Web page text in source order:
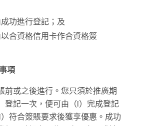
功進行登記；及
合資格信用卡作合資格簽
項
前或之後進行。您只須於推廣期
登記一次，便可由（i）完成登記
符合簽賬要求後獲享優惠。成功